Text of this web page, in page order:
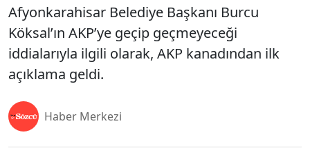
Afyonkarahisar Belediye Başkanı Burcu
Köksal’ın AKP’ye geçip geçmeyeceği
iddialarıyla ilgili olarak, AKP kanadından ilk
açıklama geldi.
Haber Merkezi